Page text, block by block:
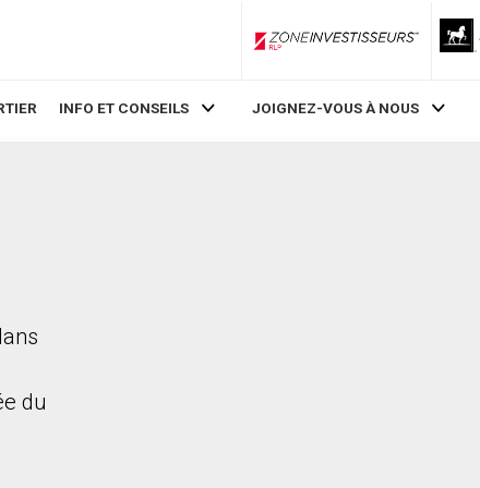
ZoneInvestisseurs RLP
INFO ET CONSEILS JOIGNEZ-VOUS À NOUS
du